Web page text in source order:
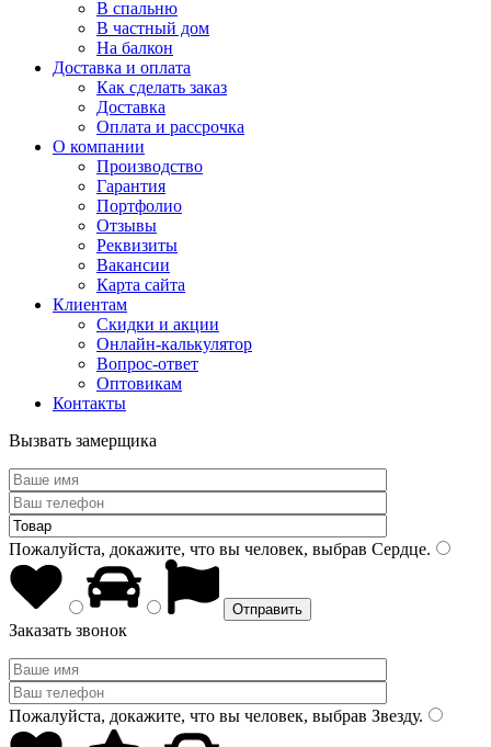
В спальню
В частный дом
На балкон
Доставка и оплата
Как сделать заказ
Доставка
Оплата и рассрочка
О компании
Производство
Гарантия
Портфолио
Отзывы
Реквизиты
Вакансии
Карта сайта
Клиентам
Скидки и акции
Онлайн-калькулятор
Вопрос-ответ
Оптовикам
Контакты
Вызвать замерщика
Пожалуйста, докажите, что вы человек, выбрав Сердце.
Заказать звонок
Пожалуйста, докажите, что вы человек, выбрав Звезду.